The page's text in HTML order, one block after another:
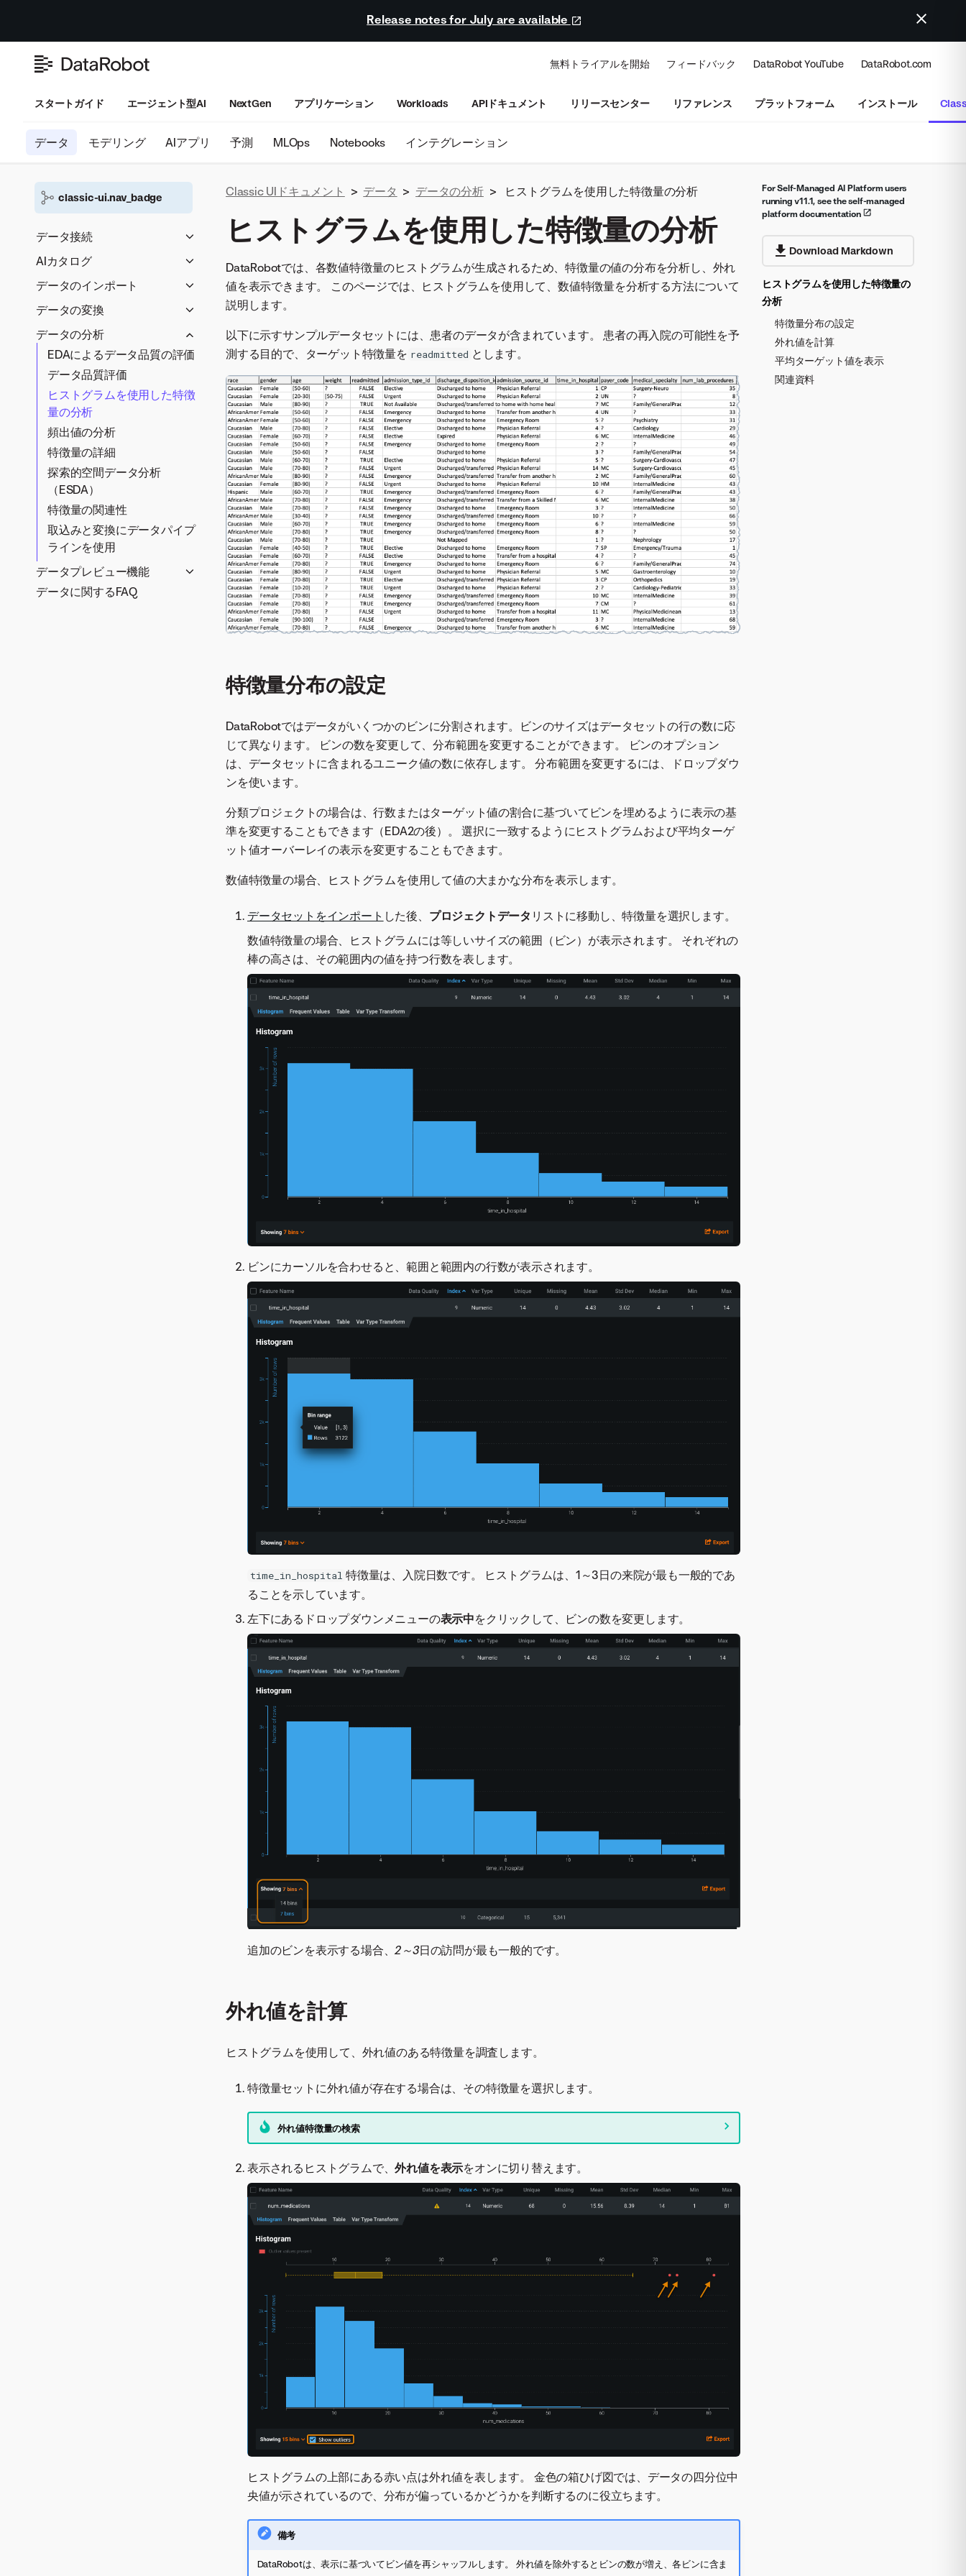
Release notes for July are available
無料トライアルを開始 フィードバック DataRobot YouTube DataRobot.com
スタートガイド エージェント型AI NextGen アプリケーション Workloads APIドキュメント リリースセンター リファレンス プラットフォーム インストール
データ モデリング AIアプリ 予測 MLOps Notebooks インテグレーション
classic-ui.nav_badge
データ接続
セキュアな構成の共有
AIカタログ
データのロード
アセットの管理
スナップショットのスケジュ
ール
Spark SQLでのデータの準備
データのインポート
DataRobotへの直接インポー
大規模データセット
大規模データセットの高速
EDA
データの変換
交互作用ベースの変換
特徴量探索
エンドツーエンドの特徴量
探索
特徴量探索プロジェクトの
設定
Snowflakeインテグレーシ
ョン
特徴量探索の設定
時間認識特徴量エンジニア
リング
派生した特徴量
予測
手動変換
データの分析
EDAによるデータ品質の評価
データ品質評価
ヒストグラムを使用した特徴
量の分析
頻出値の分析
特徴量の詳細
探索的空間データ分析
（ESDA）
特徴量の関連性
取込みと変換にデータパイプ
ラインを使用
データプレビュー機能
関係性エディターで特徴量セ
データに関するFAQ
For Self-Managed AI Platform users
running v11.1, see the self-managed
platform documentation
Download Markdown
ヒストグラムを使用した特徴量の
分析
特徴量分布の設定
外れ値を計算
平均ターゲット値を表示
関連資料
Classic UIドキュメント > データ > データの分析 > ヒストグラムを使用した特徴量の分析
ヒストグラムを使用した特徴量の分析
DataRobotでは、各数値特徴量のヒストグラムが生成されるため、特徴量の値の分布を分析し、外れ
値を表示できます。 このページでは、ヒストグラムを使用して、数値特徴量を分析する方法について
説明します。
以下に示すサンプルデータセットには、患者のデータが含まれています。 患者の再入院の可能性を予
測する目的で、ターゲット特徴量を readmitted とします。
特徴量分布の設定
DataRobotではデータがいくつかのビンに分割されます。ビンのサイズはデータセットの行の数に応
じて異なります。 ビンの数を変更して、分布範囲を変更することができます。 ビンのオプション
は、データセットに含まれるユニーク値の数に依存します。 分布範囲を変更するには、ドロップダウ
ンを使います。
分類プロジェクトの場合は、行数またはターゲット値の割合に基づいてビンを埋めるように表示の基
準を変更することもできます（EDA2の後）。 選択に一致するようにヒストグラムおよび平均ターゲ
ット値オーバーレイの表示を変更することもできます。
数値特徴量の場合、ヒストグラムを使用して値の大まかな分布を表示します。
データセットをインポート した後、 プロジェクトデータ リストに移動し、特徴量を選択します。
数値特徴量の場合、ヒストグラムには等しいサイズの範囲（ビン）が表示されます。 それぞれの
棒の高さは、その範囲内の値を持つ行数を表します。
ビンにカーソルを合わせると、範囲と範囲内の行数が表示されます。
time_in_hospital 特徴量は、入院日数です。 ヒストグラムは、1～3日の来院が最も一般的であ
ることを示しています。
左下にあるドロップダウンメニューの表示中をクリックして、ビンの数を変更します。
追加のビンを表示する場合、2～3日の訪問が最も一般的です。
外れ値を計算
ヒストグラムを使用して、外れ値のある特徴量を調査します。
特徴量セットに外れ値が存在する場合は、その特徴量を選択します。
外れ値特徴量の検索
表示されるヒストグラムで、外れ値を表示をオンに切り替えます。
ヒストグラムの上部にある赤い点は外れ値を表します。 金色の箱ひげ図では、データの四分位中
央値が示されているので、分布が偏っているかどうかを判断するのに役立ちます。
備考
DataRobotは、表示に基づいてビン値を再シャッフルします。 外れ値を除外するとビンの数が増え、各ビンに含ま